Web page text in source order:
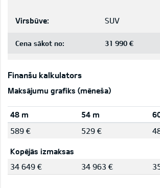
Virsbūve: SUV
Cena sākot no: 31 990 €
Finanšu kalkulators
Maksājumu grafiks (mēneša)
48 m 54 m
589 €
529 €
Kopējās izmaksas
34 649 €
34 963 €